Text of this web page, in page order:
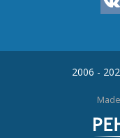
2006 -